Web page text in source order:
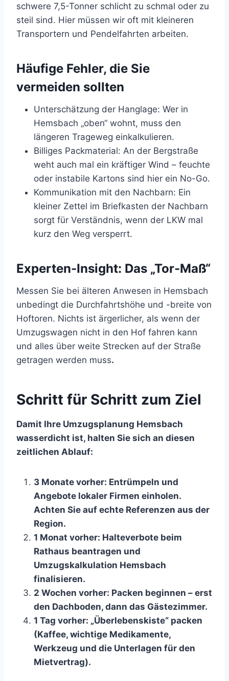
schwere 7,5-Tonner schlicht zu schmal oder zu
steil sind. Hier müssen wir oft mit kleineren
Transportern und Pendelfahrten arbeiten.
Häufige Fehler, die Sie
vermeiden sollten
Unterschätzung der Hanglage: Wer in
Hemsbach „oben“ wohnt, muss den
längeren Trageweg einkalkulieren.
Billiges Packmaterial: An der Bergstraße
weht auch mal ein kräftiger Wind – feuchte
oder instabile Kartons sind hier ein No-Go.
Kommunikation mit den Nachbarn: Ein
kleiner Zettel im Briefkasten der Nachbarn
sorgt für Verständnis, wenn der LKW mal
kurz den Weg versperrt.
Experten-Insight: Das „Tor-Maß“
Messen Sie bei älteren Anwesen in Hemsbach
unbedingt die Durchfahrtshöhe und -breite von
Hoftoren. Nichts ist ärgerlicher, als wenn der
Umzugswagen nicht in den Hof fahren kann
und alles über weite Strecken auf der Straße
getragen werden muss.
Schritt für Schritt zum Ziel
Damit Ihre Umzugsplanung Hemsbach
wasserdicht ist, halten Sie sich an diesen
zeitlichen Ablauf:
3 Monate vorher: Entrümpeln und
Angebote lokaler Firmen einholen.
Achten Sie auf echte Referenzen aus der
Region.
1 Monat vorher: Halteverbote beim
Rathaus beantragen und
Umzugskalkulation Hemsbach
finalisieren.
2 Wochen vorher: Packen beginnen – erst
den Dachboden, dann das Gästezimmer.
1 Tag vorher: „Überlebenskiste“ packen
(Kaffee, wichtige Medikamente,
Werkzeug und die Unterlagen für den
Mietvertrag).